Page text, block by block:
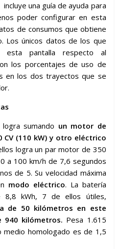
una guía de ayuda para
poder configurar en esta
de consumos que obtiene
Los únicos datos de los que
esta pantalla respecto al
los porcentajes de uso de
en los dos trayectos que se
sumando un motor de
CV (110 kW) y otro eléctrico
logra un par motor de 350
a 100 km/h de 7,6 segundos
de 5. Su velocidad máxima
modo eléctrico. La batería
8,8 kWh, 7 de ellos útiles,
de 50 kilómetros en este
kilómetros. Pesa 1.615
medio homologado es de 1,5